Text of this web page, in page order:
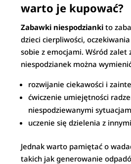
warto je kupować?
Zabawki niespodzianki to
dzieci cierpliwości,
sobie z emocjami. Wśród zalet
niespodzianek można
rozwijanie ciekawości i
ćwiczenie umiejętności
niespodziewanymi
uczenie się dzielenia z
Jednak warto pamiętać o
takich jak generowanie